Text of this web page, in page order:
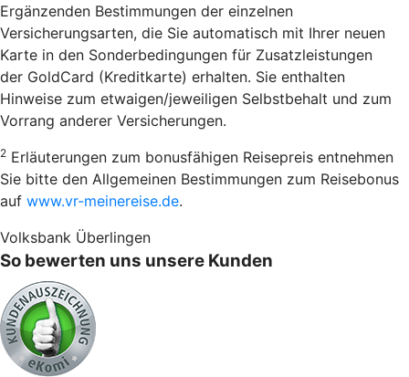
Ergänzenden Bestimmungen der einzelnen
Versicherungsarten, die Sie automatisch mit Ihrer neuen
Karte in den Sonderbedingungen für Zusatzleistungen
der GoldCard (Kreditkarte) erhalten. Sie enthalten
Hinweise zum etwaigen/jeweiligen Selbstbehalt und zum
Vorrang anderer Versicherungen.
2 Erläuterungen zum bonusfähigen Reisepreis entnehmen
Sie bitte den Allgemeinen Bestimmungen zum Reisebonus
auf www.vr-meinereise.de.
Volksbank Überlingen
So bewerten uns unsere Kunden